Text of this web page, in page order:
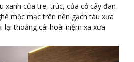
xanh của tre, trúc, của cỏ cây đan
mộc mạc trên nền gạch tàu xưa
lại thoảng cái hoài niệm xa xưa.